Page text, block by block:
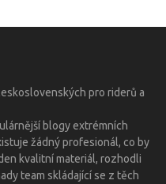
pro riderů a
blogy extrémních
žádný profesionál, co by
kvalitní materiál, rozhodli
team skládající se z těch